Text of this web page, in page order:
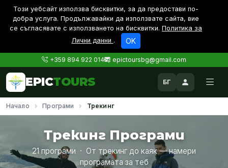
Този уебсайт използва бисквитки, за да предостави по-
дoбра услуга. Продължавайки да използвате сайта, вие
се съгласявате с използването на бисквитки. Политика за
Лични данни . OK
+359 894 922 014 epictoursbg@gmail.com
EPICTOURS БГ
Начало Програми Трекинг
Трекинг Програми
21 програми · От трекинг до каяк — намери
програмата за теб